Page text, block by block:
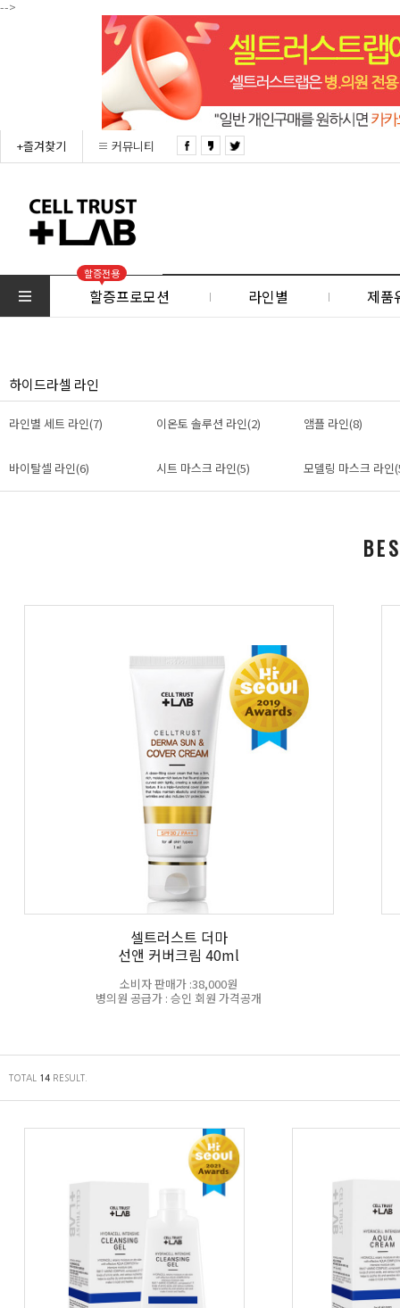
-->
+즐겨찾기 커뮤니티
할증전용
할증프로모션 라인별 제품
하이드라셀 라인
라인별 세트 라인(7) 이온토 솔루션 라인(2) 앰플 라인(8)
바이탈셀 라인(6) 시트 마스크 라인(5) 모델링 마스크 라인
셀트러스트 더마
선앤 커버크림 40ml
소비자 판매가 :38,000원
병의원 공급가 : 승인 회원 가격공개
TOTAL 14 RESULT.